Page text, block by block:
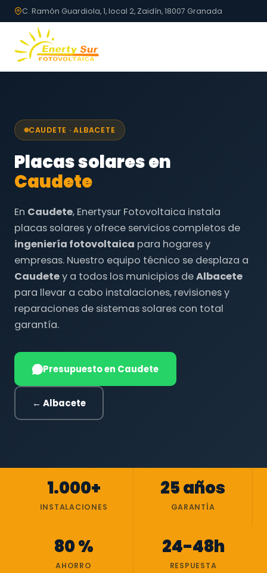
C. Ramón Guardiola, 1, local 2, Zaidín, 18007 Granada
CAUDETE · ALBACETE
Placas solares en
Caudete
En Caudete, Enertysur Fotovoltaica instala
placas solares y ofrece servicios completos de
ingeniería fotovoltaica para hogares y
empresas. Nuestro equipo técnico se desplaza a
Caudetey a todos los municipios deAlbacete
para llevar a cabo instalaciones, revisiones y
reparaciones de sistemas solares con total
garantía.
Presupuesto en Caudete
← Albacete
1.000+
INSTALACIONES
25 años
GARANTÍA
80 %
AHORRO
24-48h
RESPUESTA